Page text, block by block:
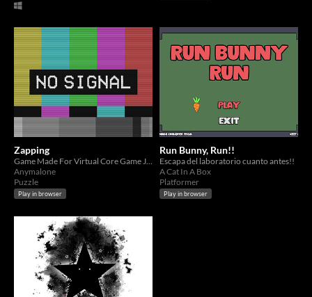
Zapping
Game Made For Virtual Core Game Jam
Anymalone
Puzzle
Play in browser
Run Bunny, Run!!
Escapa del laboratorio cuanto antes!!
A Cat In A Box
Platformer
Play in browser